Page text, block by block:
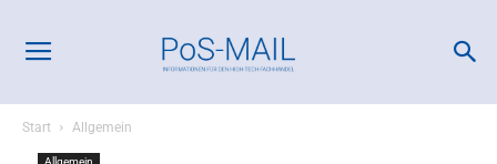
Start Allgemein
Allgemein